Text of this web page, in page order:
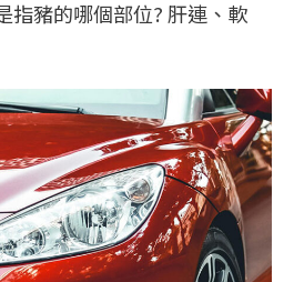
指豬的哪個部位? 肝連、軟